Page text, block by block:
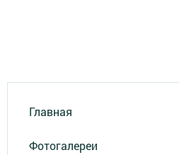
Главная
Фотогалереи